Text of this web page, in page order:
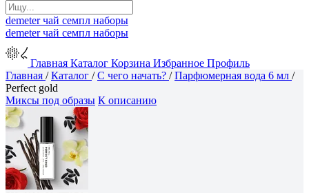
demeterчай семпл наборы
demeterчай семпл наборы
Главная Каталог Корзина Избранное Профиль
Главная /Каталог /С чего начать? /Парфюмерная вода 6 мл /
Perfect gold
Миксы под образы К описанию